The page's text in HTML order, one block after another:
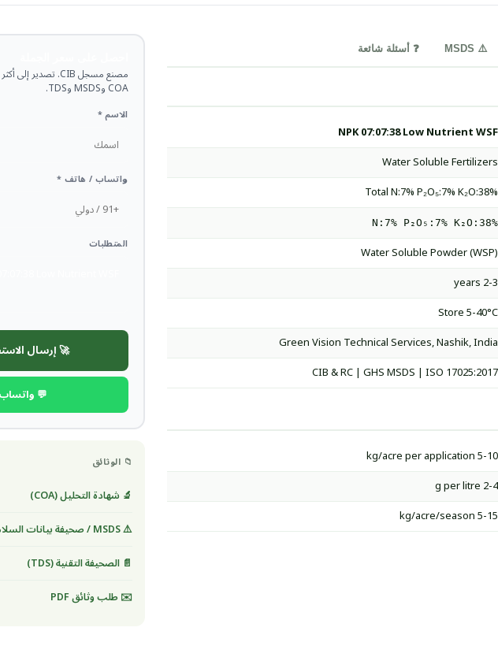
⚠️ MSDS ❓ أسئلة شائعة
NPK 07:07:38 Low Nutrient WSF
Water Soluble Fertilizers
Total N:7% P₂O₅:7% K₂O:38%
N:7% P₂O₅:7% K₂O:38%
Water Soluble Powder (WSP)
2-3 years
Store 5-40°C
Green Vision Technical Services, Nashik, India
CIB & RC | GHS MSDS | ISO 17025:2017
5-10 kg/acre per application
2-4 g per litre
5-15 kg/acre/season
COA وMSDS وTDS.
الاسم *
واتساب / هاتف *
المتطلبات
🚀 إرسال
💬 واتساب
📁 الوثائق
🔬 شهادة التحليل (COA)
⚠️ MSDS / صحيفة بيانات السلامة
📄 الصحيفة التقنية (TDS)
✉️ طلب وثائق PDF